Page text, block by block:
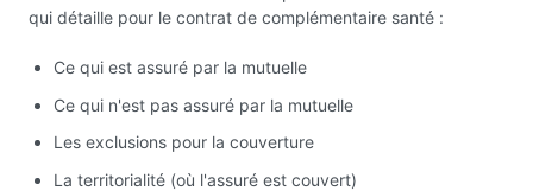
qui détaille pour le contrat de complémentaire santé :
Ce qui est assuré par la mutuelle
Ce qui n'est pas assuré par la mutuelle
Les exclusions pour la couverture
La territorialité (où l'assuré est couvert)